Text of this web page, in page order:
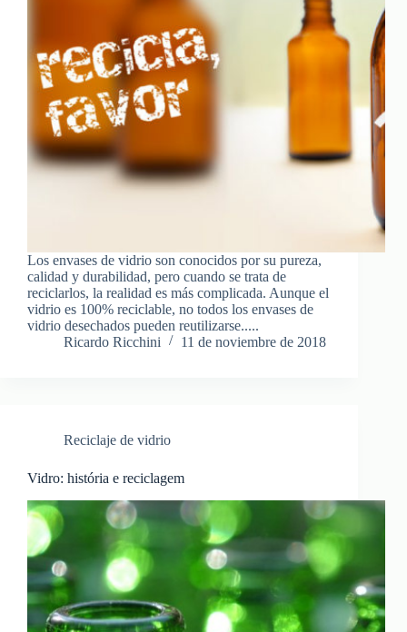
Los envases de vidrio son conocidos por su pureza,
calidad y durabilidad, pero cuando se trata de
reciclarlos, la realidad es más complicada. Aunque el
vidrio es 100% reciclable, no todos los envases de
vidrio desechados pueden reutilizarse.....
Ricardo Ricchini
11 de noviembre de 2018
Reciclaje de vidrio
Vidro: história e reciclagem